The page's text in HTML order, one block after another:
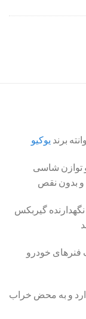
برند یوکیو
توازن شاسی
و بدون نقص
گیربکس
فنرهای خودرو
و به محض خراب